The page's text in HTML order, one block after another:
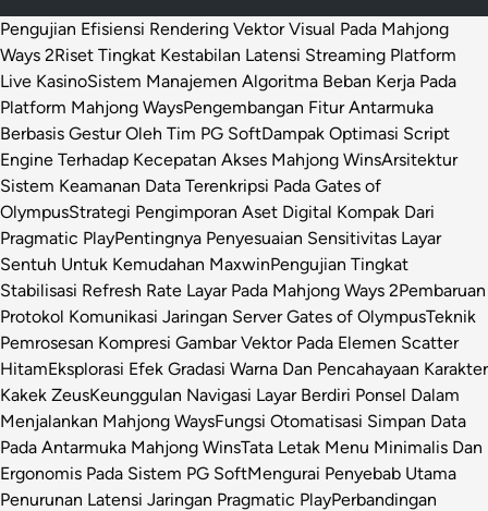
Pengujian Efisiensi Rendering Vektor Visual Pada Mahjong
Ways 2Riset Tingkat Kestabilan Latensi Streaming Platform
Live KasinoSistem Manajemen Algoritma Beban Kerja Pada
Platform Mahjong WaysPengembangan Fitur Antarmuka
Berbasis Gestur Oleh Tim PG SoftDampak Optimasi Script
Engine Terhadap Kecepatan Akses Mahjong WinsArsitektur
Sistem Keamanan Data Terenkripsi Pada Gates of
OlympusStrategi Pengimporan Aset Digital Kompak Dari
Pragmatic PlayPentingnya Penyesuaian Sensitivitas Layar
Sentuh Untuk Kemudahan MaxwinPengujian Tingkat
Stabilisasi Refresh Rate Layar Pada Mahjong Ways 2Pembaruan
Protokol Komunikasi Jaringan Server Gates of OlympusTeknik
Pemrosesan Kompresi Gambar Vektor Pada Elemen Scatter
HitamEksplorasi Efek Gradasi Warna Dan Pencahayaan Karakter
Kakek ZeusKeunggulan Navigasi Layar Berdiri Ponsel Dalam
Menjalankan Mahjong WaysFungsi Otomatisasi Simpan Data
Pada Antarmuka Mahjong WinsTata Letak Menu Minimalis Dan
Ergonomis Pada Sistem PG SoftMengurai Penyebab Utama
Penurunan Latensi Jaringan Pragmatic PlayPerbandingan